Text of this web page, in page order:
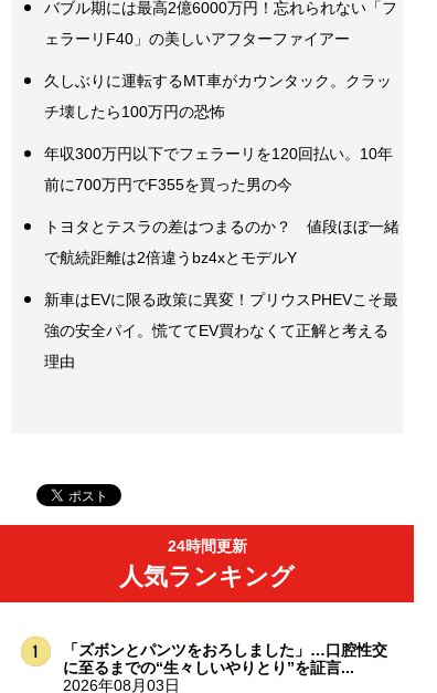
バブル期には最高2億6000万円！忘れられない「フ
ェラーリF40」の美しいアフターファイアー
久しぶりに運転するMT車がカウンタック。クラッ
チ壊したら100万円の恐怖
年収300万円以下でフェラーリを120回払い。10年
前に700万円でF355を買った男の今
トヨタとテスラの差はつまるのか？ 値段ほぼ一緒
で航続距離は2倍違うbz4xとモデルY
新車はEVに限る政策に異変！プリウスPHEVこそ最
強の安全パイ。慌ててEV買わなくて正解と考える
理由
24時間更新
人気ランキング
「ズボンとパンツをおろしました」…口腔性交
に至るまでの“生々しいやりとり”を証言...
2026年08月03日